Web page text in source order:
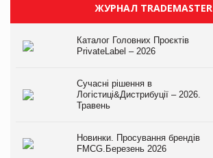
ЖУРНАЛ TRADEMASTER
Каталог Головних Проєктів
PrivateLabel – 2026
Сучасні рішення в
Логістиці&Дистрибуції – 2026.
Травень
Новинки. Просування брендів
FMCG.Березень 2026